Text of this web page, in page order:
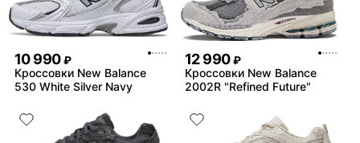
10 990 ₽
Кроссовки New Balance
530 White Silver Navy
12 990 ₽
Кроссовки New Balance
2002R "Refined Future"